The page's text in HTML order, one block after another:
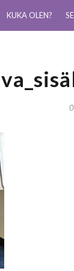
KUKA OLEN?